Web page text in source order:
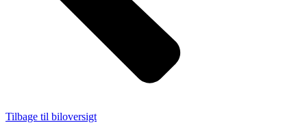
Tilbage til biloversigt